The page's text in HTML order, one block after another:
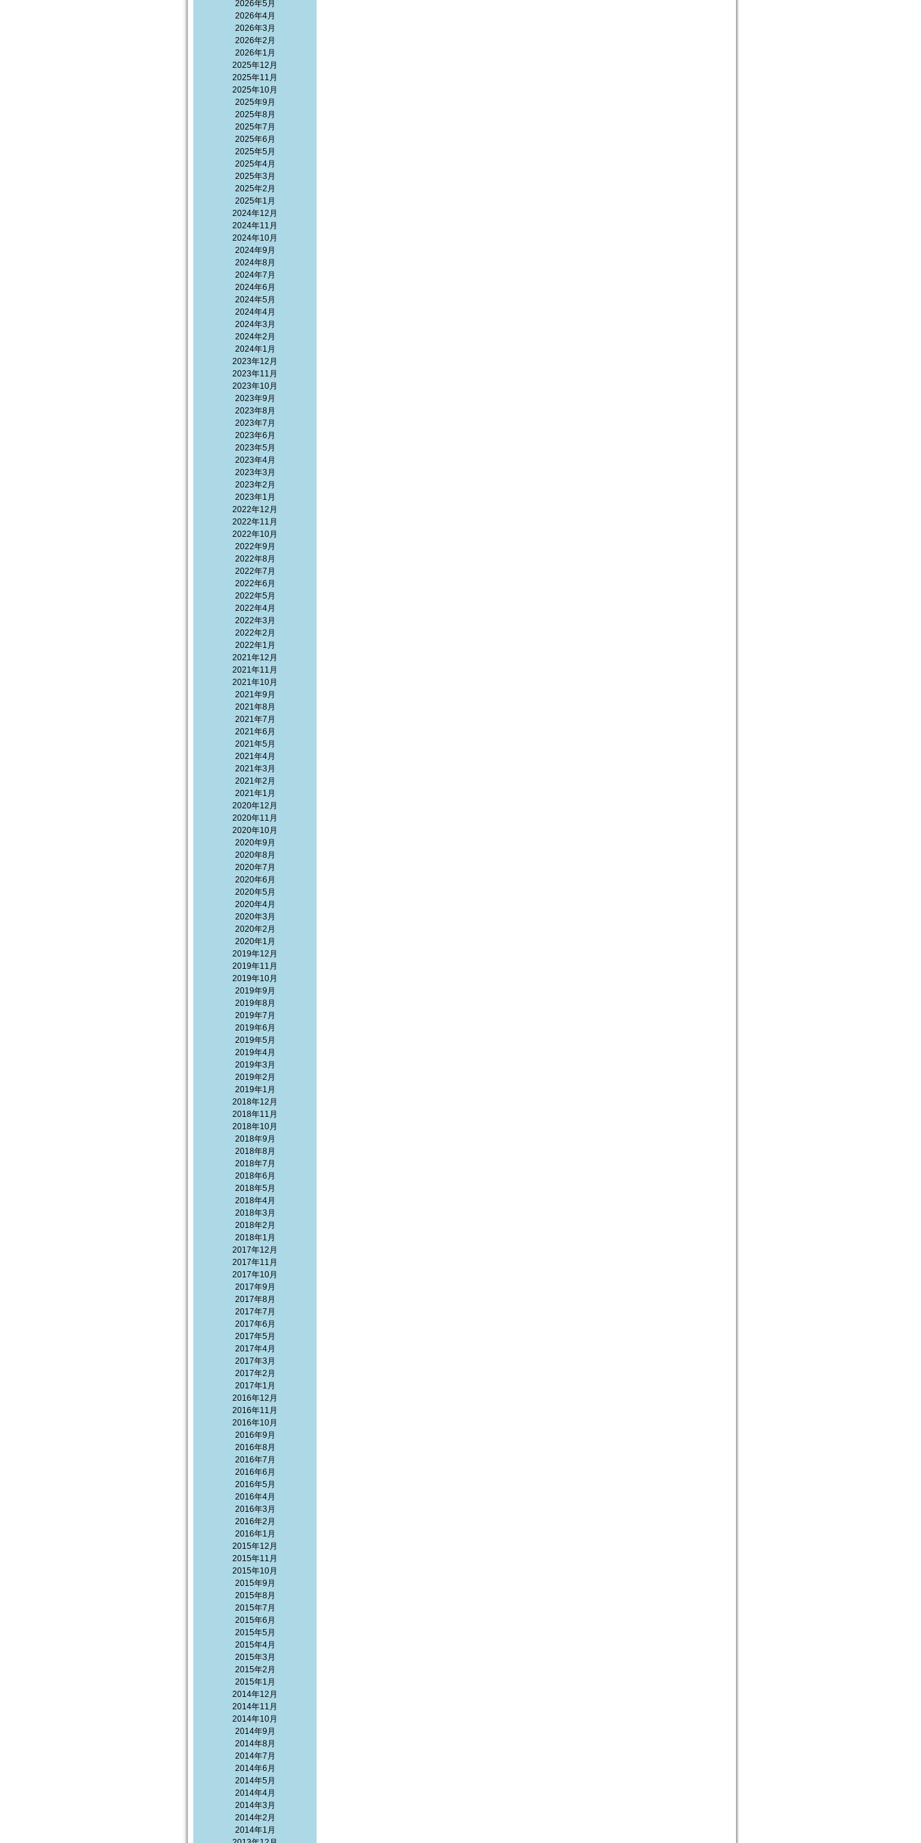
2026年5月
2026年4月
2026年3月
2026年2月
2026年1月
2025年12月
2025年11月
2025年10月
2025年9月
2025年8月
2025年7月
2025年6月
2025年5月
2025年4月
2025年3月
2025年2月
2025年1月
2024年12月
2024年11月
2024年10月
2024年9月
2024年8月
2024年7月
2024年6月
2024年5月
2024年4月
2024年3月
2024年2月
2024年1月
2023年12月
2023年11月
2023年10月
2023年9月
2023年8月
2023年7月
2023年6月
2023年5月
2023年4月
2023年3月
2023年2月
2023年1月
2022年12月
2022年11月
2022年10月
2022年9月
2022年8月
2022年7月
2022年6月
2022年5月
2022年4月
2022年3月
2022年2月
2022年1月
2021年12月
2021年11月
2021年10月
2021年9月
2021年8月
2021年7月
2021年6月
2021年5月
2021年4月
2021年3月
2021年2月
2021年1月
2020年12月
2020年11月
2020年10月
2020年9月
2020年8月
2020年7月
2020年6月
2020年5月
2020年4月
2020年3月
2020年2月
2020年1月
2019年12月
2019年11月
2019年10月
2019年9月
2019年8月
2019年7月
2019年6月
2019年5月
2019年4月
2019年3月
2019年2月
2019年1月
2018年12月
2018年11月
2018年10月
2018年9月
2018年8月
2018年7月
2018年6月
2018年5月
2018年4月
2018年3月
2018年2月
2018年1月
2017年12月
2017年11月
2017年10月
2017年9月
2017年8月
2017年7月
2017年6月
2017年5月
2017年4月
2017年3月
2017年2月
2017年1月
2016年12月
2016年11月
2016年10月
2016年9月
2016年8月
2016年7月
2016年6月
2016年5月
2016年4月
2016年3月
2016年2月
2016年1月
2015年12月
2015年11月
2015年10月
2015年9月
2015年8月
2015年7月
2015年6月
2015年5月
2015年4月
2015年3月
2015年2月
2015年1月
2014年12月
2014年11月
2014年10月
2014年9月
2014年8月
2014年7月
2014年6月
2014年5月
2014年4月
2014年3月
2014年2月
2014年1月